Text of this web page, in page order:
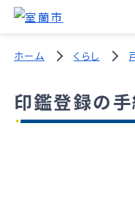
ホーム くらし
印鑑登録の手